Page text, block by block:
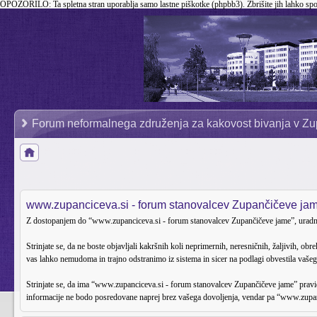
OPOZORILO: Ta spletna stran uporablja samo lastne piškotke (phpbb3). Zbrišite jih lahko
Forum neformalnega združenja za kakovost bivanja v
www.zupanciceva.si - forum stanovalcev Zupančičeve
Z dostopanjem do “www.zupanciceva.si - forum stanovalcev Zupančičeve jame”,
Strinjate se, da ne boste objavljali kakršnih koli neprimernih, neresničnih, žaljivih,
vas lahko nemudoma in trajno odstranimo iz sistema in sicer na podlagi obvestila
Strinjate se, da ima “www.zupanciceva.si - forum stanovalcev Zupančičeve jame”
informacije ne bodo posredovane naprej brez vašega dovoljenja, vendar pa